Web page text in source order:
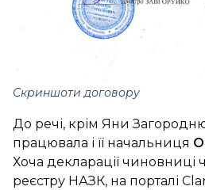
Скриншоти договору
До речі, крім Яни
працювала і її начальниця
Хоча декларації чиновниці
реєстру НАЗК, на порталі